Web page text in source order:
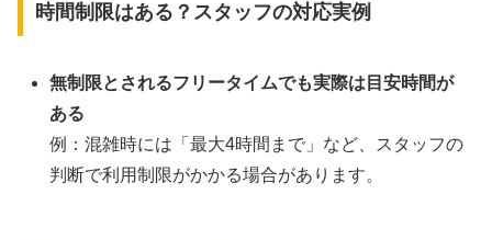
時間制限はある？スタッフの対応実例
無制限とされるフリータイムでも実際は目安時間が
ある
例：混雑時には「最大4時間まで」など、スタッフの
判断で利用制限がかかる場合があります。